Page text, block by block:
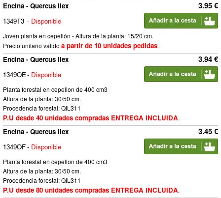
3.95 €
Encina - Quercus ilex
1349T3 - Disponible
Joven planta en cepellón - Altura de la planta: 15/20 cm.
Precio unitario válido a partir de 10 unidades pedidas.
3.94 €
Encina - Quercus ilex
1349OE- Disponible
Planta forestal en cepellon de 400 cm3
Altura de la planta: 30/50 cm.
Procedencia forestal: QIL311
P.U desde 40 unidades compradas ENTREGA INCLUIDA.
3.45 €
Encina - Quercus ilex
1349OF- Disponible
Planta forestal en cepellon de 400 cm3
Altura de la planta: 30/50 cm.
Procedencia forestal: QIL311
P.U desde 80 unidades compradas ENTREGA INCLUIDA.